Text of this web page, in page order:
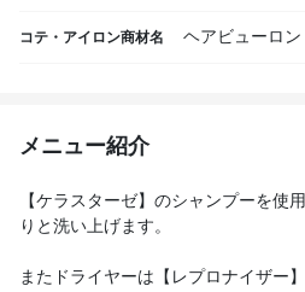
コテ・アイロン商材名 ヘアビューロン
メニュー紹介
【ケラスターゼ】のシャンプーを使
りと洗い上げます。
またドライヤーは【レプロナイザー